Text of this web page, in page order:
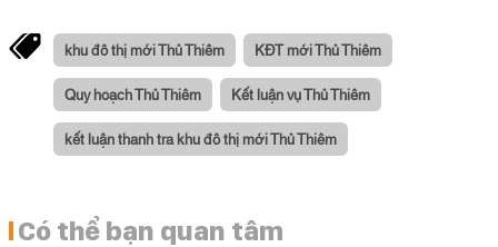
khu đô thị mới Thủ Thiêm KĐT mới Thủ Thiêm
Quy hoạch Thủ Thiêm Kết luận vụ Thủ Thiêm
kết luận thanh tra khu đô thị mới Thủ Thiêm
Có thể bạn quan tâm